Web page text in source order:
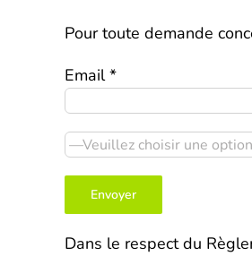
Pour toute demande
Email *
Dans le respect du